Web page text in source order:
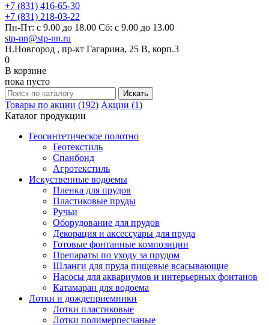
+7 (831) 416-65-30
+7 (831) 218-03-22
Пн-Пт: с 9.00 до 18.00 Сб: с 9.00 до 13.00
stp-nn@stp-nn.ru
Н.Новгород , пр-кт Гагарина, 25 В, корп.3
0
В корзине
пока пусто
Товары по акции (192) Акции (1)
Каталог продукции
Геосинтетическое полотно
Геотекстиль
Спанбонд
Агротекстиль
Искуственные водоемы
Пленка для прудов
Пластиковые пруды
Ручьи
Оборудование для прудов
Декорация и аксессуары для пруда
Готовые фонтанные композиции
Препараты по уходу за прудом
Шланги для пруда пищевые всасывающие
Насосы для аквариумов и интерьерных фонтанов
Катамаран для водоема
Лотки и дождеприемники
Лотки пластиковые
Лотки полимерпесчаные